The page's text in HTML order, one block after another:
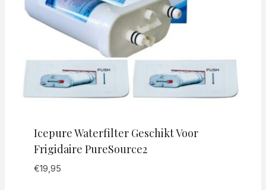
Icepure Waterfilter Geschikt Voor
Frigidaire PureSource2
€19,95